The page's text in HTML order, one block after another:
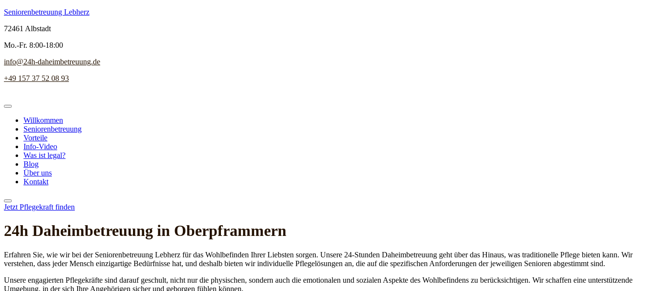
Seniorenbetreuung Lebherz
72461 Albstadt
Mo.-Fr. 8:00-18:00
info@24h-daheimbetreuung.de
+49 157 37 52 08 93
Willkommen
Seniorenbetreuung
Vorteile
Info-Video
Was ist legal?
Blog
Über uns
Kontakt
Jetzt Pflegekraft finden
24h Daheim­betreuung in Oberpframmern
Erfahren Sie, wie wir bei der Seniorenbetreuung Lebherz für das Wohlbefinden Ihrer Liebsten sorgen. Unsere 24-Stunden Daheimbetreuung geht über das Hinaus, was traditionelle Pflege bieten kann. Wir
verstehen, dass jeder Mensch einzigartige Bedürfnisse hat, und deshalb bieten wir individuelle Pflegelösungen an, die auf die spezifischen Anforderungen der jeweiligen Senioren abgestimmt sind.
Unsere engagierten Pflegekräfte sind darauf geschult, nicht nur die physischen, sondern auch die emotionalen und sozialen Aspekte des Wohlbefindens zu berücksichtigen. Wir schaffen eine unterstützende
Umgebung, in der sich Ihre Angehörigen sicher und geborgen fühlen können.